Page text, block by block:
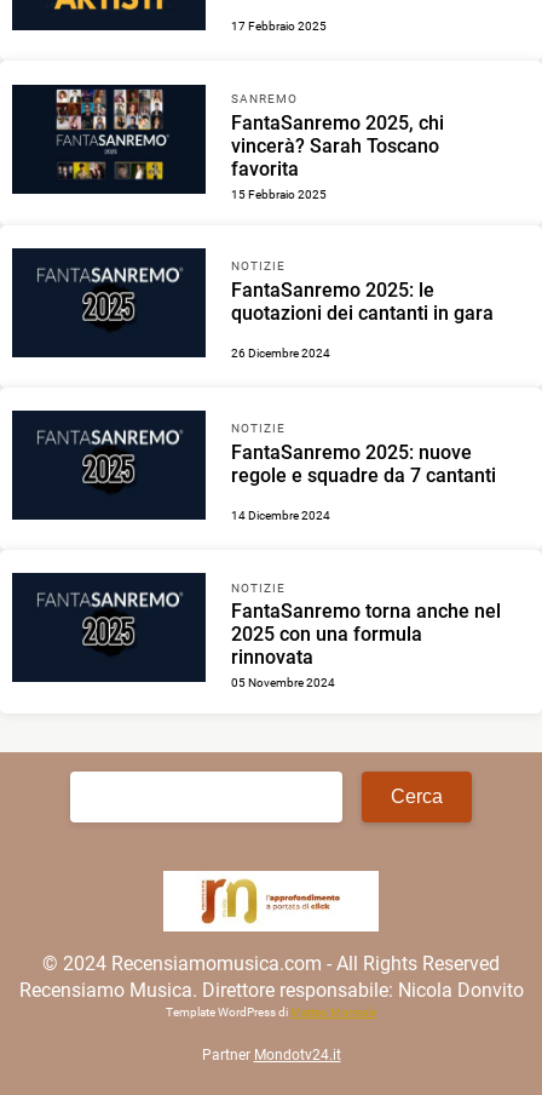
17 Febbraio 2025
SANREMO
FantaSanremo 2025, chi
vincerà? Sarah Toscano
favorita
15 Febbraio 2025
NOTIZIE
FantaSanremo 2025: le
quotazioni dei cantanti in gara
26 Dicembre 2024
NOTIZIE
FantaSanremo 2025: nuove
regole e squadre da 7 cantanti
14 Dicembre 2024
NOTIZIE
FantaSanremo torna anche nel
2025 con una formula
rinnovata
05 Novembre 2024
© 2024 Recensiamomusica.com - All Rights Reserved
Recensiamo Musica. Direttore responsabile: Nicola Donvito
Template WordPress di Matteo Morreale
Partner Mondotv24.it